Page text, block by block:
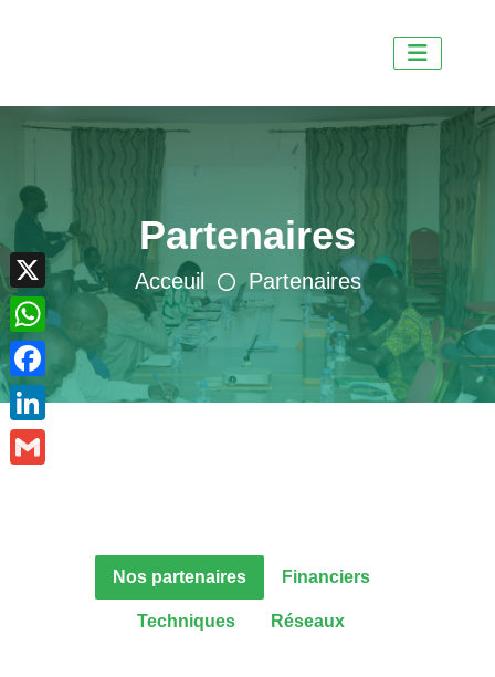
X
WhatsApp
Facebook
LinkedIn
Partenaires
Acceuil Partenaires
Nos partenaires Financiers
Techniques Réseaux